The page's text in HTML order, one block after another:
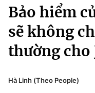
Chuyên mục
Chính trị
Xã hội
Pháp luật
Kinh tế
Thể thao
Truyền hình
Văn hóa - Giải trí
Công nghệ
Bảo hiểm
sẽ không
thường cho
Hà Linh (Theo People)